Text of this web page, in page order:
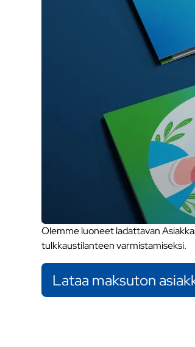
Olemme luoneet ladattavan
tulkkaustilanteen varmistamiseksi.
Lataa maksuton